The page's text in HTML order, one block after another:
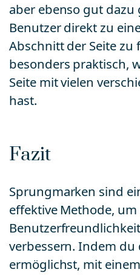
aber ebenso gut
Benutzer direkt zu
Abschnitt der Seite zu
besonders praktisch,
Seite mit vielen
hast.
Fazit
Sprungmarken sind
effektive Methode, um
verbessern. Indem du
ermöglichst, mit